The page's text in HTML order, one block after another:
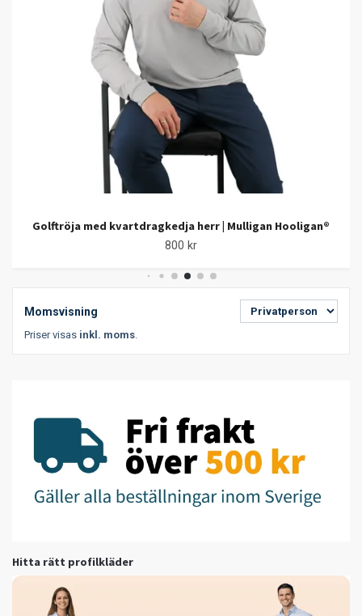
Momsvisning
Priser visas inkl. moms.
Hitta rätt profilkläder
Golftröja med kvartdragkedja herr | Mulligan Hooligan®
800 kr